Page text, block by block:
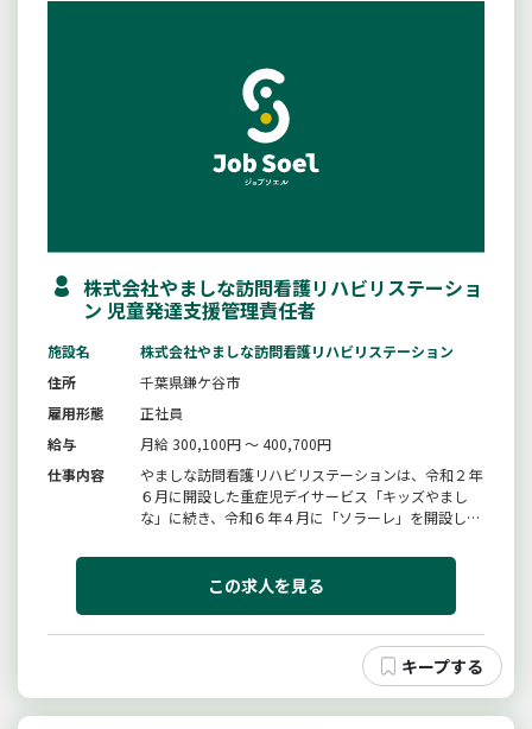
株式会社やましな訪問看護リハビリステーショ
ン 児童発達支援管理責任者
施設名
株式会社やましな訪問看護リハビリステーション
住所
千葉県鎌ケ谷市
雇用形態
正社員
給与
月給 300,100円 ～ 400,700円
仕事内容
やましな訪問看護リハビリステーションは、令和２年
６月に開設した重症児デイサービス「キッズやまし
な」に続き、令和６年４月に「ソラーレ」を開設しま
を募集します。障害児の発達支援計画の作成とフォ
ロー等を行っていただきます。【変更範囲：変更な
この求人を見る